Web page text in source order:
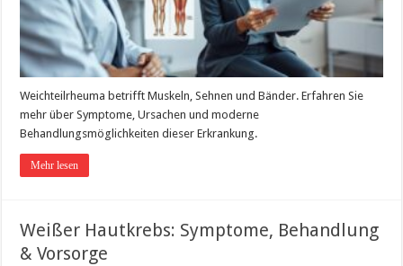
Weichteilrheuma betrifft Muskeln, Sehnen und Bänder. Erfahren Sie
mehr über Symptome, Ursachen und moderne
Behandlungsmöglichkeiten dieser Erkrankung.
Mehr lesen
Weißer Hautkrebs: Symptome, Behandlung
& Vorsorge